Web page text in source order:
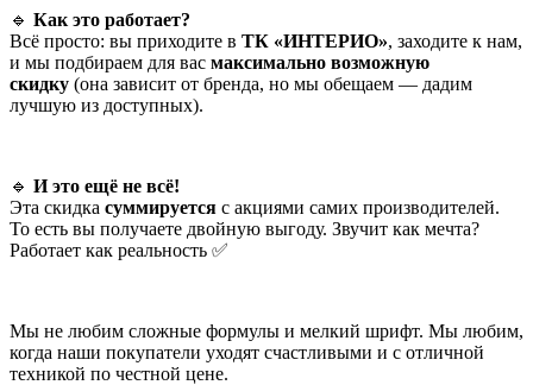
🔹 Как это работает?
Всё просто: вы приходите в ТК «ИНТЕРИО», заходите к нам,
и мы подбираем для вас максимально возможную
скидку (она зависит от бренда, но мы обещаем — дадим
лучшую из доступных).
🔹 И это ещё не всё!
Эта скидка суммируется с акциями самих производителей.
То есть вы получаете двойную выгоду. Звучит как мечта?
Работает как реальность ✅
Мы не любим сложные формулы и мелкий шрифт. Мы любим,
когда наши покупатели уходят счастливыми и с отличной
техникой по честной цене.